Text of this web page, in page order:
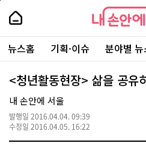
본
로
가
내
손
안
에
서
울
-
서
울
시
대
표
소
내
손
에
울
주
요
서
뉴스홈 기획·이슈 분야별 뉴
<청년활동현장> 삶을 공유
내 손안에 서울
발행일 2016.04.04. 09:39
수정일 2016.04.05. 16:22
페
상
단
로